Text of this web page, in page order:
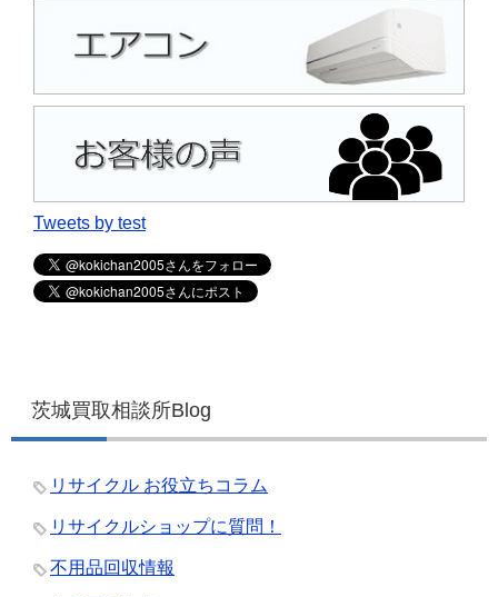
Tweets by test
茨城買取相談所Blog
リサイクル お役立ちコラム
リサイクルショップに質問！
不用品回収情報